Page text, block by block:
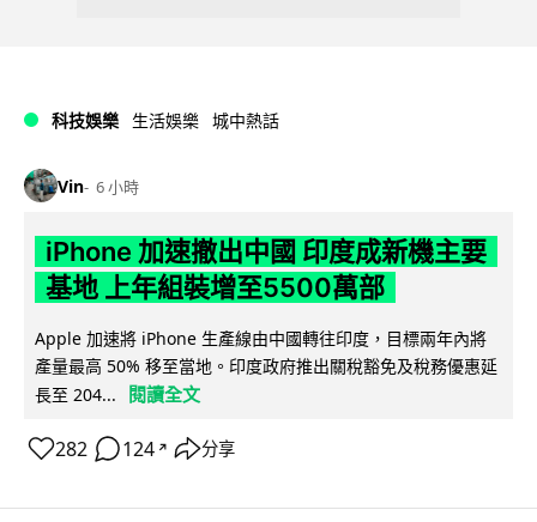
科技娛樂 生活娛樂 城中熱話
Vin 6 小時
iPhone 加速撤出中國 印度成新機主要
基地 上年組裝增至5500萬部
Apple 加速將 iPhone 生產線由中國轉往印度，目標兩年內將
產量最高 50% 移至當地。印度政府推出關稅豁免及稅務優惠延
長至 204...
閱讀全文
282 124 ↗ 分享